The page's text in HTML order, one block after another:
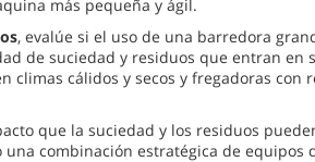
más pequeña y ágil.
, evalúe si el uso de una barredora
de suciedad y residuos que entran en
climas cálidos y secos y fregadoras con
que la suciedad y los residuos
combinación estratégica de equipos